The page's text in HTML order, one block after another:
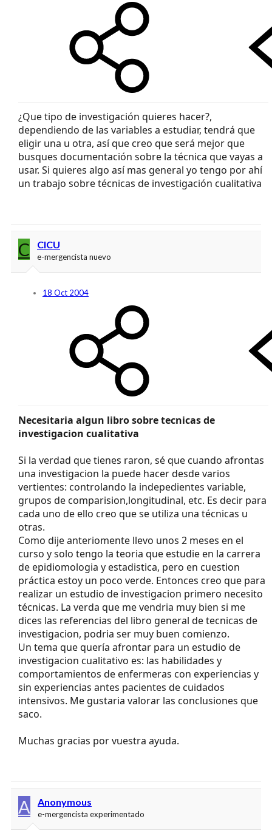
¿Que tipo de investigación quieres hacer?,
dependiendo de las variables a estudiar, tendrá que
eligir una u otra, así que creo que será mejor que
busques documentación sobre la técnica que vayas a
usar. Si quieres algo así mas general yo tengo por ahí
un trabajo sobre técnicas de investigación cualitativa
C CICU
e-mergencista nuevo
18 Oct 2004
Necesitaria algun libro sobre tecnicas de
investigacion cualitativa
Si la verdad que tienes raron, sé que cuando afrontas
una investigacion la puede hacer desde varios
vertientes: controlando la indepedientes variable,
grupos de comparision,longitudinal, etc. Es decir para
cada uno de ello creo que se utiliza una técnicas u
otras.
Como dije anteriomente llevo unos 2 meses en el
curso y solo tengo la teoria que estudie en la carrera
de epidiomologia y estadistica, pero en cuestion
práctica estoy un poco verde. Entonces creo que para
realizar un estudio de investigacion primero necesito
técnicas. La verda que me vendria muy bien si me
dices las referencias del libro general de tecnicas de
investigacion, podria ser muy buen comienzo.
Un tema que quería afrontar para un estudio de
investigacion cualitativo es: las habilidades y
comportamientos de enfermeras con experiencias y
sin experiencias antes pacientes de cuidados
intensivos. Me gustaria valorar las conclusiones que
saco.
Muchas gracias por vuestra ayuda.
A Anonymous
e-mergencista experimentado